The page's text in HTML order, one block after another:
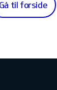
Gå til forside